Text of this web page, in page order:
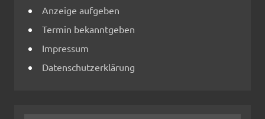
Anzeige aufgeben
Termin bekanntgeben
Impressum
Datenschutzerklärung